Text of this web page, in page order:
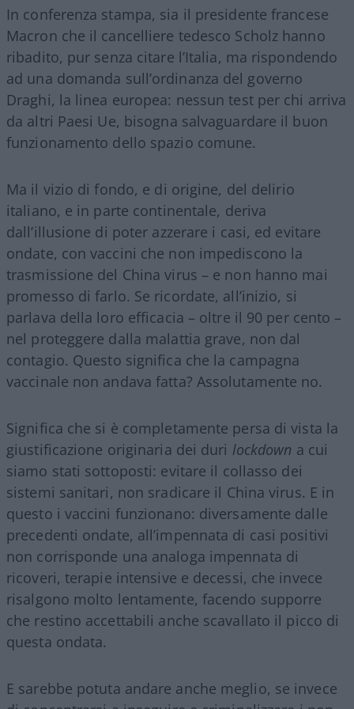
In conferenza stampa, sia il presidente francese
Macron che il cancelliere tedesco Scholz hanno
ribadito, pur senza citare l’Italia, ma rispondendo
ad una domanda sull’ordinanza del governo
Draghi, la linea europea: nessun test per chi arriva
da altri Paesi Ue, bisogna salvaguardare il buon
funzionamento dello spazio comune.
Ma il vizio di fondo, e di origine, del delirio
italiano, e in parte continentale, deriva
dall’illusione di poter azzerare i casi, ed evitare
ondate, con vaccini che non impediscono la
trasmissione del China virus – e non hanno mai
promesso di farlo. Se ricordate, all’inizio, si
parlava della loro efficacia – oltre il 90 per cento –
nel proteggere dalla malattia grave, non dal
contagio. Questo significa che la campagna
vaccinale non andava fatta? Assolutamente no.
Significa che si è completamente persa di vista la
giustificazione originaria dei duri lockdown a cui
siamo stati sottoposti: evitare il collasso dei
sistemi sanitari, non sradicare il China virus. E in
questo i vaccini funzionano: diversamente dalle
precedenti ondate, all’impennata di casi positivi
non corrisponde una analoga impennata di
ricoveri, terapie intensive e decessi, che invece
risalgono molto lentamente, facendo supporre
che restino accettabili anche scavallato il picco di
questa ondata.
E sarebbe potuta andare anche meglio, se invece